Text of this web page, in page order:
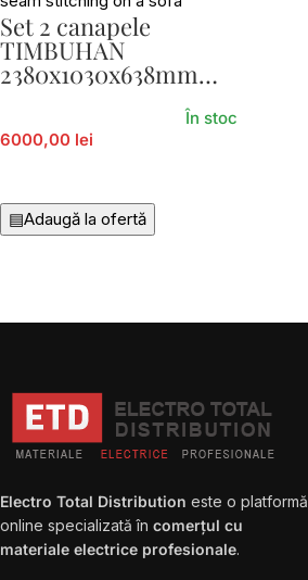
Set 2 canapele
TIMBUHAN
2380x1030x638mm
6000,00 lei
În stoc
▤Adaugă la ofertă
Electro Total Distribution este o platformă
online specializată în comerțul cu
materiale electrice profesionale.